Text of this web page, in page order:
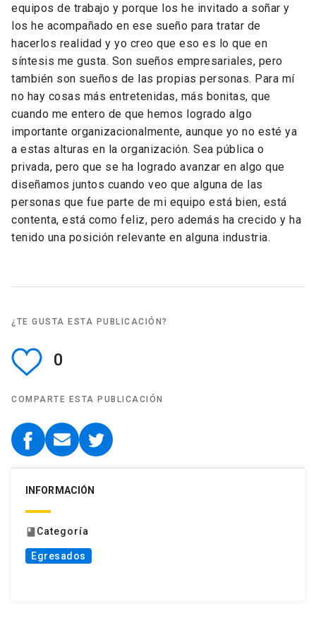
equipos de trabajo y porque los he invitado a soñar y
los he acompañado en ese sueño para tratar de
hacerlos realidad y yo creo que eso es lo que en
síntesis me gusta. Son sueños empresariales, pero
también son sueños de las propias personas. Para mí
no hay cosas más entretenidas, más bonitas, que
cuando me entero de que hemos logrado algo
importante organizacionalmente, aunque yo no esté ya
a estas alturas en la organización. Sea pública o
privada, pero que se ha logrado avanzar en algo que
diseñamos juntos cuando veo que alguna de las
personas que fue parte de mi equipo está bien, está
contenta, está como feliz, pero además ha crecido y ha
tenido una posición relevante en alguna industria.
¿TE GUSTA ESTA PUBLICACIÓN?
0
COMPARTE ESTA PUBLICACIÓN
INFORMACIÓN
book Categoría
Egresados